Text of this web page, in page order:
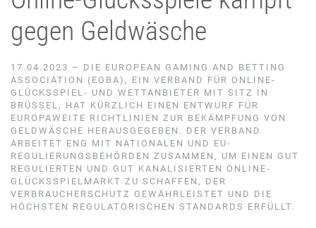
gegen Geldwäsche
17.04.2023 – DIE EUROPEAN GAMING AND BETTING
ASSOCIATION (EGBA), EIN VERBAND FÜR ONLINE-
GLÜCKSSPIEL- UND WETTANBIETER MIT SITZ IN
BRÜSSEL, HAT KÜRZLICH EINEN ENTWURF FÜR
EUROPAWEITE RICHTLINIEN ZUR BEKÄMPFUNG VON
GELDWÄSCHE HERAUSGEGEBEN. DER VERBAND
ARBEITET ENG MIT NATIONALEN UND EU-
REGULIERUNGSBEHÖRDEN ZUSAMMEN, UM EINEN GUT
REGULIERTEN UND GUT KANALISIERTEN ONLINE-
GLÜCKSSPIELMARKT ZU SCHAFFEN, DER
VERBRAUCHERSCHUTZ GEWÄHRLEISTET UND DIE
HÖCHSTEN REGULATORISCHEN STANDARDS ERFÜLLT.